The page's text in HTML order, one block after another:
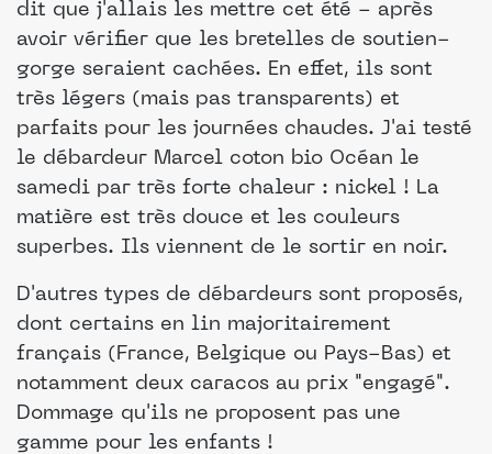
dit que j'allais les mettre cet été - après
avoir vérifier que les bretelles de soutien-
gorge seraient cachées. En effet, ils sont
très légers (mais pas transparents) et
parfaits pour les journées chaudes. J'ai testé
le débardeur Marcel coton bio Océan le
samedi par très forte chaleur : nickel ! La
matière est très douce et les couleurs
superbes. Ils viennent de le sortir en noir.
D'autres types de débardeurs sont proposés,
dont certains en lin majoritairement
français (France, Belgique ou Pays-Bas) et
notamment deux caracos au prix "engagé".
Dommage qu'ils ne proposent pas une
gamme pour les enfants !